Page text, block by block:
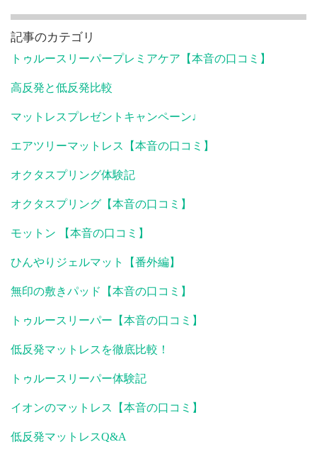
記事のカテゴリ
トゥルースリーパープレミアケア【本音の口コミ】
高反発と低反発比較
マットレスプレゼントキャンペーン♩
エアツリーマットレス【本音の口コミ】
オクタスプリング体験記
オクタスプリング【本音の口コミ】
モットン 【本音の口コミ】
ひんやりジェルマット【番外編】
無印の敷きパッド【本音の口コミ】
トゥルースリーパー【本音の口コミ】
低反発マットレスを徹底比較！
トゥルースリーパー体験記
イオンのマットレス【本音の口コミ】
低反発マットレスQ&A